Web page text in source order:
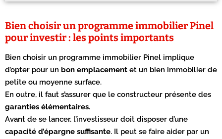
Bien choisir un programme immobilier Pinel
pour investir : les points importants
Bien choisir un programme immobilier Pinel implique
d’opter pour un bon emplacement et un bien immobilier de
petite ou moyenne surface.
En outre, il faut s’assurer que le constructeur présente des
garanties élémentaires.
Avant de se lancer, l’investisseur doit disposer d’une
capacité d’épargne suffisante. Il peut se faire aider par un